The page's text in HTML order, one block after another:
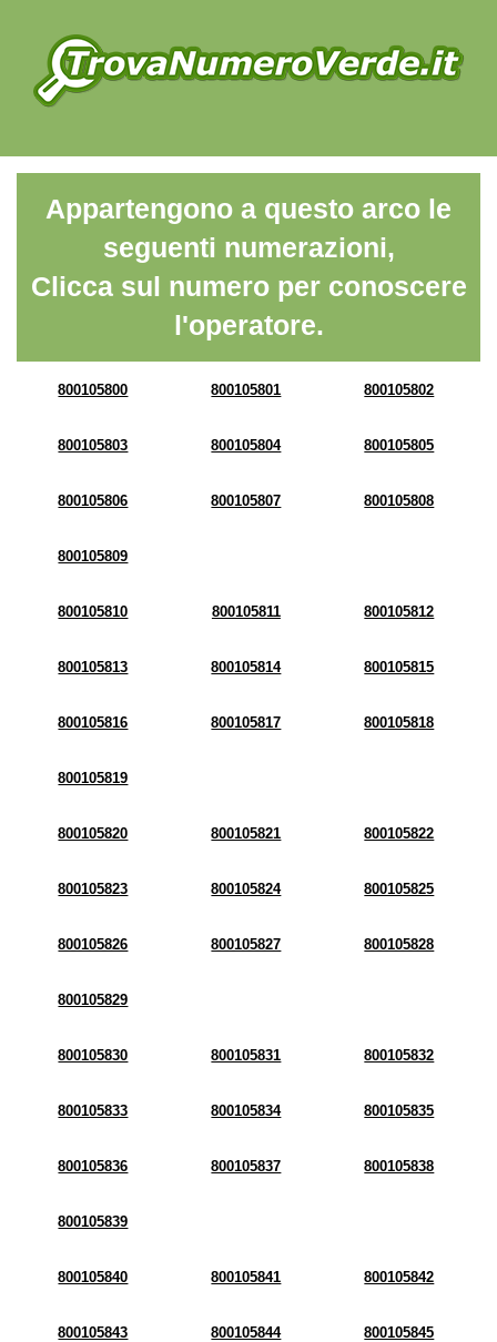
Appartengono a questo arco le
seguenti numerazioni,
Clicca sul numero per conoscere
l'operatore.
800105800 800105801 800105802
800105803 800105804 800105805
800105806 800105807 800105808
800105809
800105810 800105811 800105812
800105813 800105814 800105815
800105816 800105817 800105818
800105819
800105820 800105821 800105822
800105823 800105824 800105825
800105826 800105827 800105828
800105829
800105830 800105831 800105832
800105833 800105834 800105835
800105836 800105837 800105838
800105839
800105840 800105841 800105842
800105843 800105844 800105845